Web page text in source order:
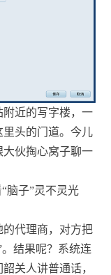
近的写字楼，一
头的门道。今儿
伙掏心窝子聊一
脑子”灵不灵光
代理商，对方把
结果呢？系统连
关人讲普通话，